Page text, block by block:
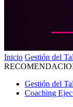
Inicio Gestión del
Gestión del
Coaching